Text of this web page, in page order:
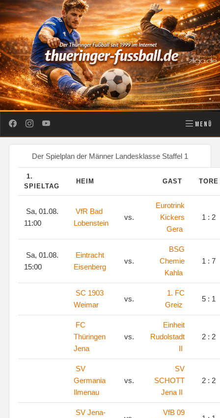
MENÜ
Der Spielplan der Männer Landesklasse Staffel 1
1.
SPIELTAG
HEIM GAST
Sa, 01.08.
11:00
VfR Bad
Lobenstein
vs.
Eurotrink
Kickers
Gera
1 : 2
Sa, 01.08.
15:00
Eintracht
Eisenberg
vs.
BSG
Chemie
Kahla
1 : 7
SC 1903
Weimar
vs.
1. FC
Greiz
5 : 1
FC
Thüringen
Jena
vs.
Einheit
Rudolstadt
II
2 : 2
SV
Germania
Ilmenau
vs.
SV
SCHOTT
Jena II
2 : 2
SV Jena-
VfB 09